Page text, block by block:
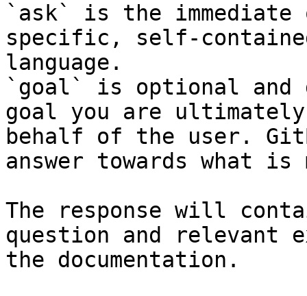
`ask` is the
specific, self-
language.
`goal` is optional and
goal you are
behalf of the user.
answer towards what
The response will
question and relevant
the documentation.